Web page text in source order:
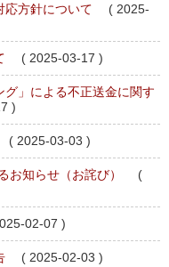
応方針について
( 2025-
( 2025-03-17 )
」による不正送金に関す
)
( 2025-03-03 )
お知らせ（お詫び）
(
02-07 )
( 2025-02-03 )